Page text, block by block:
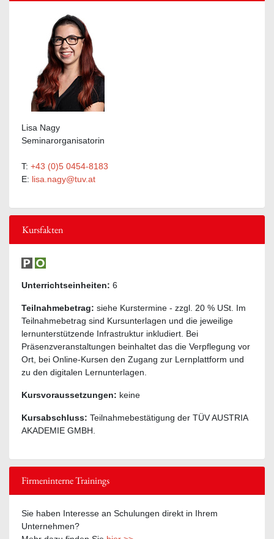
Lisa Nagy
Seminarorganisatorin
T: +43 (0)5 0454-8183
E: lisa.nagy@tuv.at
Kursfakten
Unterrichtseinheiten: 6
Teilnahmebetrag: siehe Kurstermine - zzgl. 20 % USt. Im
Teilnahmebetrag sind Kursunterlagen und die jeweilige
lernunterstützende Infrastruktur inkludiert. Bei
Präsenzveranstaltungen beinhaltet das die Verpflegung vor
Ort, bei Online-Kursen den Zugang zur Lernplattform und
zu den digitalen Lernunterlagen.
Kursvoraussetzungen: keine
Kursabschluss: Teilnahmebestätigung der TÜV AUSTRIA
AKADEMIE GMBH.
Firmeninterne Trainings
Sie haben Interesse an Schulungen direkt in Ihrem
Unternehmen?